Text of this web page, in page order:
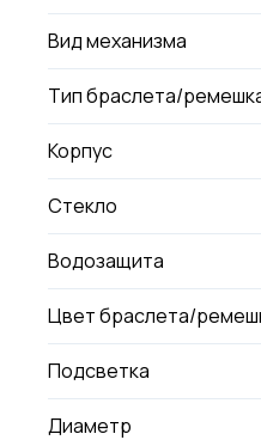
Вид механизма
Тип браслета/
Корпус
Стекло
Водозащита
Цвет браслета/
Подсветка
Диаметр